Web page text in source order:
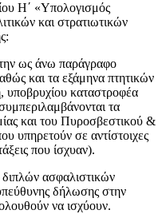
Η΄ «Υπολογισμός
και στρατιωτικών
ως άνω παράγραφο
και τα εξάμηνα πτητικών
υποβρυχίου καταστροφέα
τα
και του Πυροσβεστικού &
υπηρετούν σε αντίστοιχες
που ίσχυαν).
διπλών ασφαλιστικών
δήλωσης στην
να ισχύουν.